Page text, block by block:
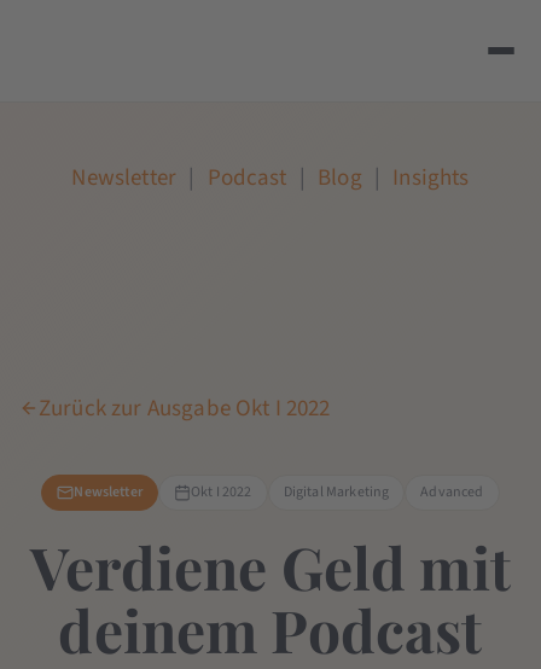
Newsletter | Podcast | Blog | Insights
Zurück zur Ausgabe Okt I 2022
Newsletter Okt I 2022 Digital Marketing Advanced
Verdiene Geld mit
deinem Podcast